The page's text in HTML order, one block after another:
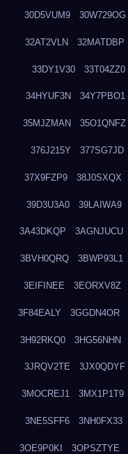
30D5VUM9 30W729OG
32AT2VLN 32MATDBP
33DY1V30 33T04ZZ0
34HYUF3N 34Y7PBO1
35MJZMAN 35O1QNFZ
376J215Y 377SG7JD
37X9FZP9 38J0SXQX
39D3U3A0 39LAIWA9
3A43DKQP 3AGNJUCU
3BVH0QRQ 3BWP93L1
3EIFINEE 3EORXV8Z
3F84EALY 3GGDN4OR
3H92RKQ0 3HG56NHN
3JRQV2TE 3JX0QDYF
3MOCREJ1 3MX1P1T9
3NE5SFF6 3NH0FX33
3OE9P0KI 3OPSZTYE